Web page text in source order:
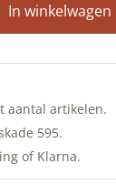
In winkelwagen
aantal artikelen.
595.
of Klarna.